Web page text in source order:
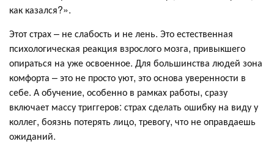
как казался?».
Этот страх – не слабость и не лень. Это естественная
психологическая реакция взрослого мозга, привыкшего
опираться на уже освоенное. Для большинства людей зона
комфорта – это не просто уют, это основа уверенности в
себе. А обучение, особенно в рамках работы, сразу
включает массу триггеров: страх сделать ошибку на виду у
коллег, боязнь потерять лицо, тревогу, что не оправдаешь
ожиданий.